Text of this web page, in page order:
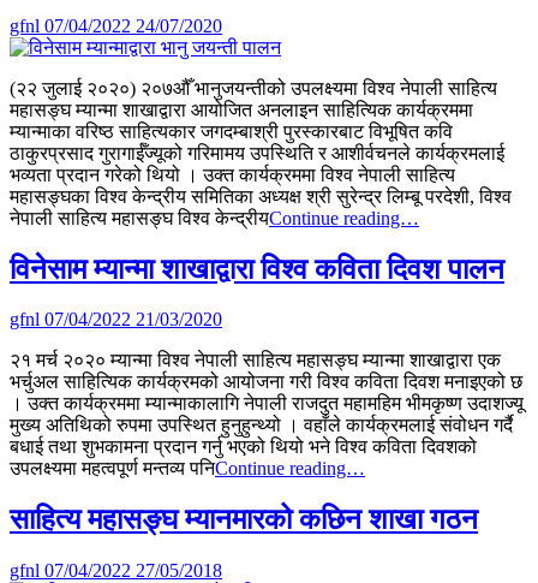
सभा
gfnl 07/04/2022 24/07/2020
(२२ जुलाई २०२०) २०७औँ भानुजयन्तीको उपलक्ष्यमा विश्व नेपाली साहित्य
महासङ्घ म्यान्मा शाखाद्वारा आयोजित अनलाइन साहित्यिक कार्यक्रममा
म्यान्माका वरिष्ठ साहित्यकार जगदम्बाश्री पुरस्कारबाट विभूषित कवि
ठाकुरप्रसाद गुरागाईँज्यूको गरिमामय उपस्थिति र आशीर्वचनले कार्यक्रमलाई
भव्यता प्रदान गरेको थियो । उक्त कार्यक्रममा विश्व नेपाली साहित्य
महासङ्घका विश्व केन्द्रीय समितिका अध्यक्ष श्री सुरेन्द्र लिम्बू परदेशी, विश्व
नेपाली साहित्य महासङ्घ विश्व केन्द्रीयContinue reading…
भानु
जयन्ती
विनेसाम म्यान्मा शाखाद्वारा विश्व कविता दिवश पालन
gfnl 07/04/2022 21/03/2020
२१ मर्च २०२० म्यान्मा विश्व नेपाली साहित्य महासङ्घ म्यान्मा शाखाद्वारा एक
भर्चुअल साहित्यिक कार्यक्रमको आयोजना गरी विश्व कविता दिवश मनाइएको छ
। उक्त कार्यक्रममा म्यान्माकालागि नेपाली राजदुत महामहिम भीमकृष्ण उदाशज्यू
मुख्य अतिथिको रुपमा उपस्थित हुनुहुन्थ्यो । वहाँले कार्यक्रमलाई संवोधन गर्दै
बधाई तथा शुभकामना प्रदान गर्नु भएको थियो भने विश्व कविता दिवशको
उपलक्ष्यमा महत्वपूर्ण मन्तव्य पनिContinue reading…
शाखाद्वारा
विश्व
साहित्य महासङ्घ म्यानमारको कछिन शाखा गठन
gfnl 07/04/2022 27/05/2018